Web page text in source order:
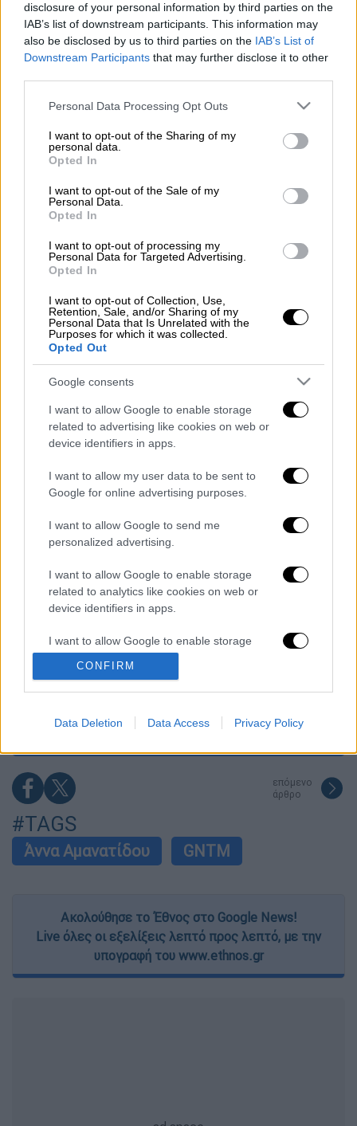
disclosure of your personal information by third parties on the
IAB’s list of downstream participants. This information may
also be disclosed by us to third parties on the IAB’s List of
Downstream Participants that may further disclose it to other
Please note that this website/app uses one or more Google
not limited to your visit or usage behaviour. You may click to
grant or deny consent to Google and its third-party tags to
use your data for below specified purposes in below Google
consent section.
Personal Data Processing Opt Outs
I want to opt-out of the Sharing of my
personal data.
Opted In
I want to opt-out of the Sale of my
Personal Data.
Opted In
I want to opt-out of processing my
Personal Data for Targeted Advertising.
Opted In
I want to opt-out of Collection, Use,
Retention, Sale, and/or Sharing of my
Personal Data that Is Unrelated with the
Purposes for which it was collected.
Opted Out
Google consents
I want to allow Google to enable storage
related to advertising like cookies on web or
device identifiers in apps.
I want to allow my user data to be sent to
Google for online advertising purposes.
I want to allow Google to send me
personalized advertising.
I want to allow Google to enable storage
related to analytics like cookies on web or
device identifiers in apps.
I want to allow Google to enable storage
related to functionality of the website or app.
I want to allow Google to enable storage
related to security, including authentication
functionality and fraud prevention, and other
user protection.
CONFIRM
Data Deletion Data Access Privacy Policy
Πέρασαν ήδη επτά χρόνια από τότε που
η Άννα Αμανατίδου εισέβαλε δυναμικά στο
ελληνικό τηλεοπτικό τοπίο μέσα από τη
συμμετοχή της στον πρώτο κύκλο
του GNTM...
Δείτε πώς είναι σήμερα μ' ένα κλικ στο
dailymedia.com.gr
Τα σχολιά σας δημοσιεύονται άμεσα με δική σας ευθύνη. Το
διαγράφονται
καταχώρηση
Επιστήμονες ανακάλυψαν τον τέταρτο
γνωστό τύπο μεταδοτικού καρκίνου στον
τέσσερις βόμβες» - Οι τρομοκρατικές
απειλές που ερεύνησε το FBI
κατάστημα και ρώτησε πόσο «κοστίζει»
ανήλικο κορίτσι για να ασελγήσει πάνω του
επόμενο
άρθρο
#TAGS
Άννα Αμανατίδου GNTM
Ακολούθησε το Έθνος στο Google News!
Live όλες οι εξελίξεις λεπτό προς λεπτό, με την
υπογραφή του www.ethnos.gr